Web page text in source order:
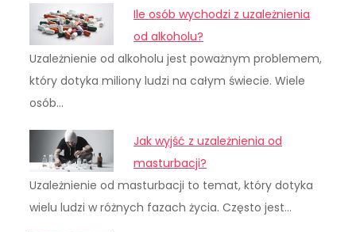
Ile osób wychodzi z uzależnienia
od alkoholu?
Uzależnienie od alkoholu jest poważnym problemem,
który dotyka miliony ludzi na całym świecie. Wiele
osób…
Jak wyjść z uzależnienia od
masturbacji?
Uzależnienie od masturbacji to temat, który dotyka
wielu ludzi w różnych fazach życia. Często jest…